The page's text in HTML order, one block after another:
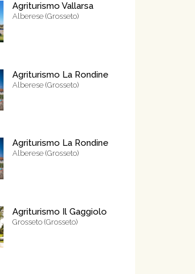
Agriturismo Vallarsa
Alberese (Grosseto)
Agriturismo La Rondine
Alberese (Grosseto)
Agriturismo La Rondine
Alberese (Grosseto)
Agriturismo Il Gaggiolo
Grosseto (Grosseto)